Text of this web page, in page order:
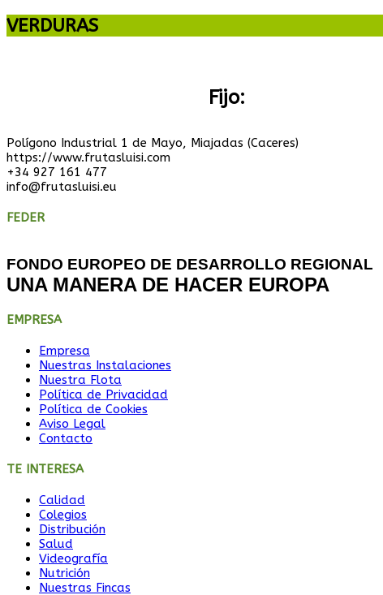
VERDURAS
Fijo:
Polígono Industrial 1 de Mayo, Miajadas (Caceres)
https://www.frutasluisi.com
+34 927 161 477
info@frutasluisi.eu
FEDER
FONDO EUROPEO DE DESARROLLO REGIONAL
UNA MANERA DE HACER EUROPA
EMPRESA
Empresa
Nuestras Instalaciones
Nuestra Flota
Política de Privacidad
Política de Cookies
Aviso Legal
Contacto
TE INTERESA
Calidad
Colegios
Distribución
Salud
Videografía
Nutrición
Nuestras Fincas